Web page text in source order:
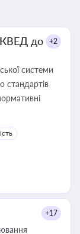
КВЕД до
+2
системи
стандартів
+17